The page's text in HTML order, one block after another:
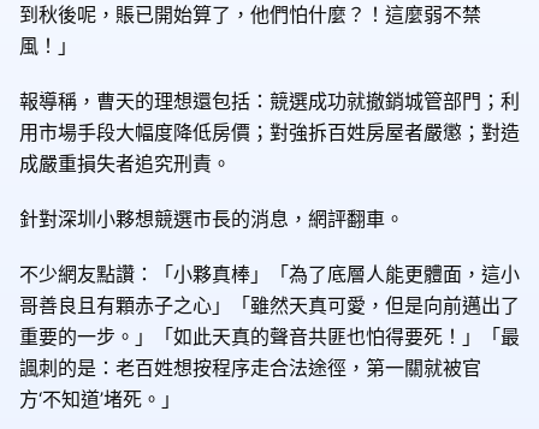
到秋後呢，賬已開始算了，他們怕什麼？！這麼弱不禁
風！」
報導稱，曹天的理想還包括：競選成功就撤銷城管部門；利
用市場手段大幅度降低房價；對強拆百姓房屋者嚴懲；對造
成嚴重損失者追究刑責。
針對深圳小夥想競選市長的消息，網評翻車。
不少網友點讚：「小夥真棒」「為了底層人能更體面，這小
哥善良且有顆赤子之心」「雖然天真可愛，但是向前邁出了
重要的一步。」「如此天真的聲音共匪也怕得要死！」「最
諷刺的是：老百姓想按程序走合法途徑，第一關就被官
方‘不知道’堵死。」